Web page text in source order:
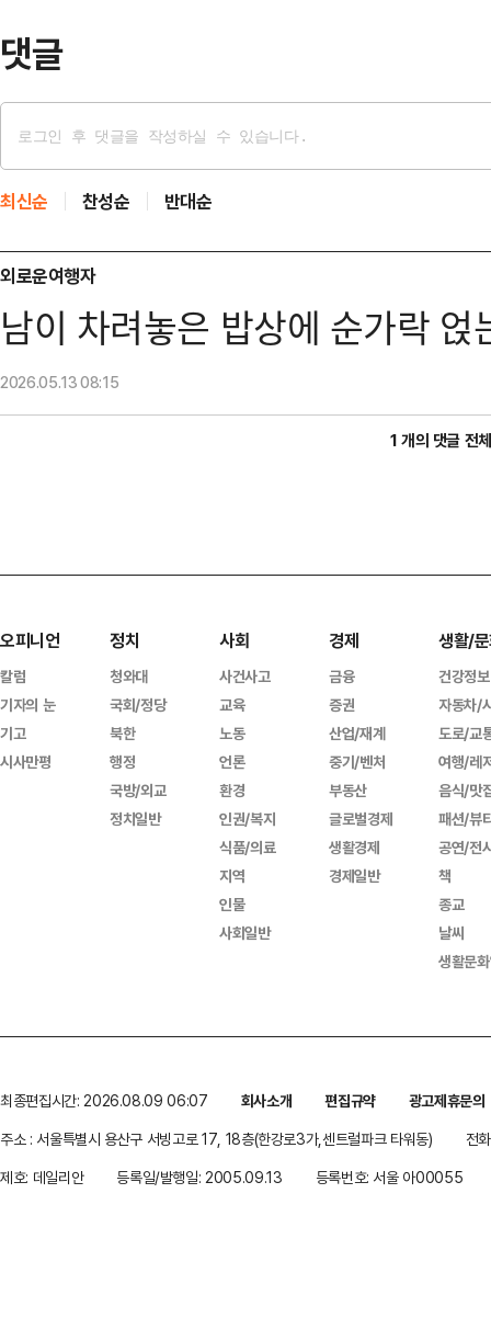
댓글
최신순 찬성순 반대순
외로운여행자
남이 차려놓은 밥상에 순가락
2026.05.1308:15
1 개의 댓글 전
오피니언
칼럼
기자의 눈
기고
시사만평
정치
청와대
국회/정당
북한
행정
국방/외교
정치일반
사회
사건사고
교육
노동
언론
환경
인권/복지
식품/의료
지역
인물
사회일반
경제
금융
증권
산업/재계
중기/벤처
부동산
글로벌경제
생활경제
경제일반
생활/
건강정보
자동차/
도로/교
여행/레
음식/맛
패션/뷰
공연/전
책
종교
날씨
생활문
최종편집시간: 2026.08.09 06:07 회사소개 편집규약
광고제휴문의
주소 : 서울특별시 용산구 서빙고로 17, 18층(한강로3가,센트럴파크 타워동)
전
제호: 데일리안
등록일/발행일: 2005.09.13 등록번호: 서울 아00055